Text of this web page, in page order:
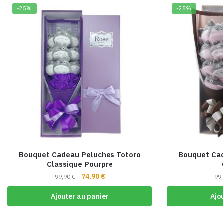
-25%
Bouquet Cadeau Peluches Totoro
Classique Pourpre
99,90€
Le
prix
initial
était :
74,90 €Le
prix
actuel
est :
Ajouter au panier
-25%
Bouquet